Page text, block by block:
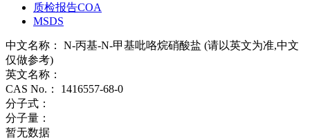
质检报告COA
MSDS
中文名称： N-丙基-N-甲基吡咯烷硝酸盐 (请以英文为准,中文
仅做参考)
英文名称：
CAS No.：
1416557-68-0
分子式：
分子量：
暂无数据